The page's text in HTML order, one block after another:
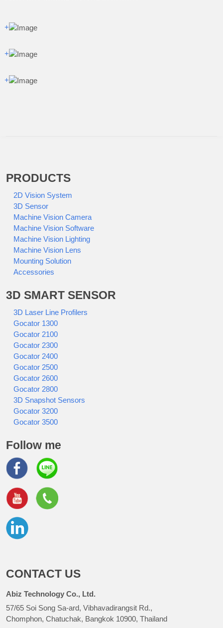
+
+
+
PRODUCTS
2D Vision System
3D Sensor
Machine Vision Camera
Machine Vision Software
Machine Vision Lighting
Machine Vision Lens
Mounting Solution
Accessories
3D SMART SENSOR
3D Laser Line Profilers
Gocator 1300
Gocator 2100
Gocator 2300
Gocator 2400
Gocator 2500
Gocator 2600
Gocator 2800
3D Snapshot Sensors
Gocator 3200
Gocator 3500
Follow me
CONTACT US
Abiz Technology Co., Ltd.
57/65 Soi Song Sa-ard, Vibhavadirangsit Rd.,
Chomphon, Chatuchak, Bangkok 10900, Thailand